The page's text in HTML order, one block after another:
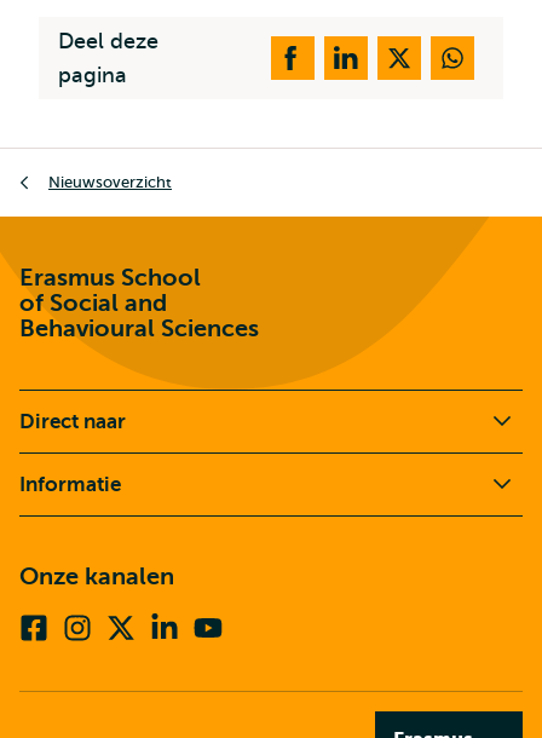
Deel deze
pagina
Nieuwsoverzicht
Erasmus School
of Social and
Behavioural Sciences
Direct naar
Informatie
Onze kanalen
FacebookInstagram
twitter)
Linkedin